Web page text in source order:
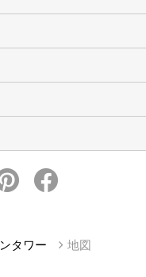
ンタワー
地図